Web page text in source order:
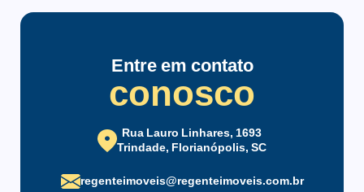
Entre em contato
conosco
Rua Lauro Linhares, 1693
Trindade, Florianópolis, SC
regenteimoveis@regenteimoveis.com.br